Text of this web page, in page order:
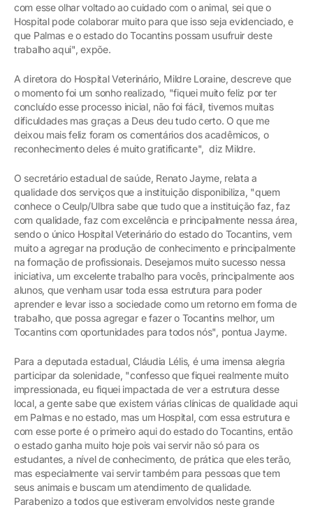
com esse olhar voltado ao cuidado com o animal, sei que o
Hospital pode colaborar muito para que isso seja evidenciado, e
que Palmas e o estado do Tocantins possam usufruir deste
trabalho aqui", expõe.
A diretora do Hospital Veterinário, Mildre Loraine, descreve que
o momento foi um sonho realizado, "fiquei muito feliz por ter
concluído esse processo inicial, não foi fácil, tivemos muitas
dificuldades mas graças a Deus deu tudo certo. O que me
deixou mais feliz foram os comentários dos acadêmicos, o
reconhecimento deles é muito gratificante", diz Mildre.
O secretário estadual de saúde, Renato Jayme, relata a
qualidade dos serviços que a instituição disponibiliza, "quem
conhece o Ceulp/Ulbra sabe que tudo que a instituição faz, faz
com qualidade, faz com excelência e principalmente nessa área,
sendo o único Hospital Veterinário do estado do Tocantins, vem
muito a agregar na produção de conhecimento e principalmente
na formação de profissionais. Desejamos muito sucesso nessa
iniciativa, um excelente trabalho para vocês, principalmente aos
alunos, que venham usar toda essa estrutura para poder
aprender e levar isso a sociedade como um retorno em forma de
trabalho, que possa agregar e fazer o Tocantins melhor, um
Tocantins com oportunidades para todos nós", pontua Jayme.
Para a deputada estadual, Cláudia Lélis, é uma imensa alegria
participar da solenidade, "confesso que fiquei realmente muito
impressionada, eu fiquei impactada de ver a estrutura desse
local, a gente sabe que existem várias clínicas de qualidade aqui
em Palmas e no estado, mas um Hospital, com essa estrutura e
com esse porte é o primeiro aqui do estado do Tocantins, então
o estado ganha muito hoje pois vai servir não só para os
estudantes, a nível de conhecimento, de prática que eles terão,
mas especialmente vai servir também para pessoas que tem
seus animais e buscam um atendimento de qualidade.
Parabenizo a todos que estiveram envolvidos neste grande